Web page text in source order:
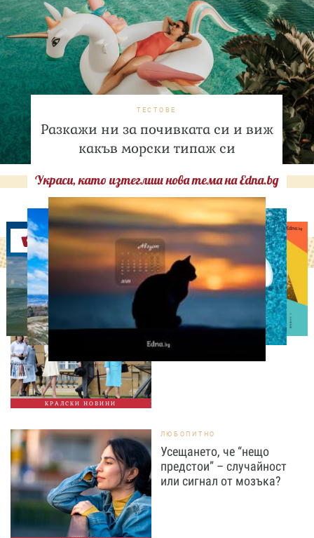
ТЕСТОВЕ
Разкажи ни за почивката си и виж
какъв морски типаж си
Украси, като изтеглиш нова тема на Edna.bg
Оферти
КРАЛСКИ НОВИНИ
СВОБОДНО ВРЕМЕ
Ново бебе в кралското
семейство
ЛЮБОПИТНО
Усещането, че “нещо
предстои” – случайност
или сигнал от мозъка?